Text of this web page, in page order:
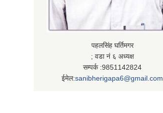
पहलसिंह घर्तिमगर
; वडा नं ६ अध्यक्ष
सम्पर्क :9851142824
ईमेल:sanibherigapa6@gmail.com